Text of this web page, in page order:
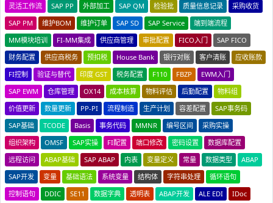
灵活工作流
SAP PP 外部加工 SAP QM 检验批 质量信息记录
采购收货
SAP PM
维护BOM 维护订单 SAP SD SAP Service
端到端流程
MM模块培训
FI-MM集成 供应商管理 审批配置 FICO入门
SAP FICO
财务配置
供应商税务 预扣税 House Bank 银行对账 客户清账
应收账款
FI控制
验证与替代 印度 GST 税务配置 F110 FBZP
EWM入门
SAP EWM
仓库管理 OX14 成本核算 物料评估 后勤配置
物料组
价值更新
数量更新 PP-PI 流程制造 生产计划 容差配置
SAP事务码
SAP基础
TCODE Basis 事务代码 MMNR 编号区间
采购实操
组织架构
OMSF SAP实操 FI配置 端口修改 密码设置
数据库配置
远程访问
ABAP基础 SAP ABAP 内表 变量定义 常量 数据类型
ABAP
SAP开发
变量 基础语法 系统变量 结构体 字符串处理
循环语句
控制语句
DDIC SE11 数据字典 透明表 ABAP开发 ALE EDI
IDoc